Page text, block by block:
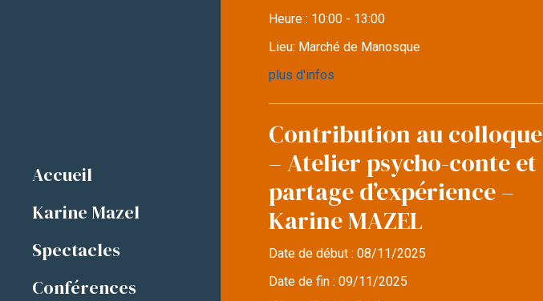
Accueil
Karine Mazel
Spectacles
Conférences
Heure : 10:00 - 13:00
Lieu: Marché de Manosque
plus d'infos
Contribution au colloque
– Atelier psycho-conte et
partage d’expérience –
Karine MAZEL
Date de début :08/11/2025
Date de fin :09/11/2025